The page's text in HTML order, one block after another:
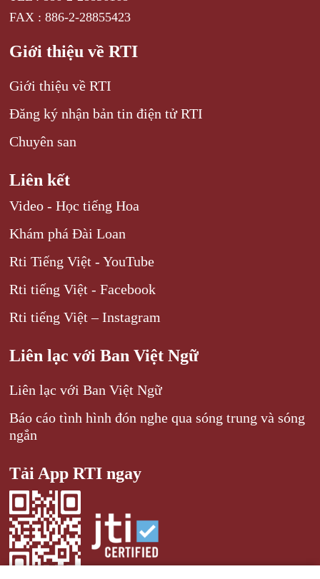
FAX : 886-2-28855423
Giới thiệu về RTI
Giới thiệu về RTI
Đăng ký nhận bản tin điện tử RTI
Chuyên san
Liên kết
Video - Học tiếng Hoa
Khám phá Đài Loan
Rti Tiếng Việt - YouTube
Rti tiếng Việt - Facebook
Rti tiếng Việt – Instagram
Liên lạc với Ban Việt Ngữ
Liên lạc với Ban Việt Ngữ
Báo cáo tình hình đón nghe qua sóng trung và sóng
ngắn
Tải App RTI ngay